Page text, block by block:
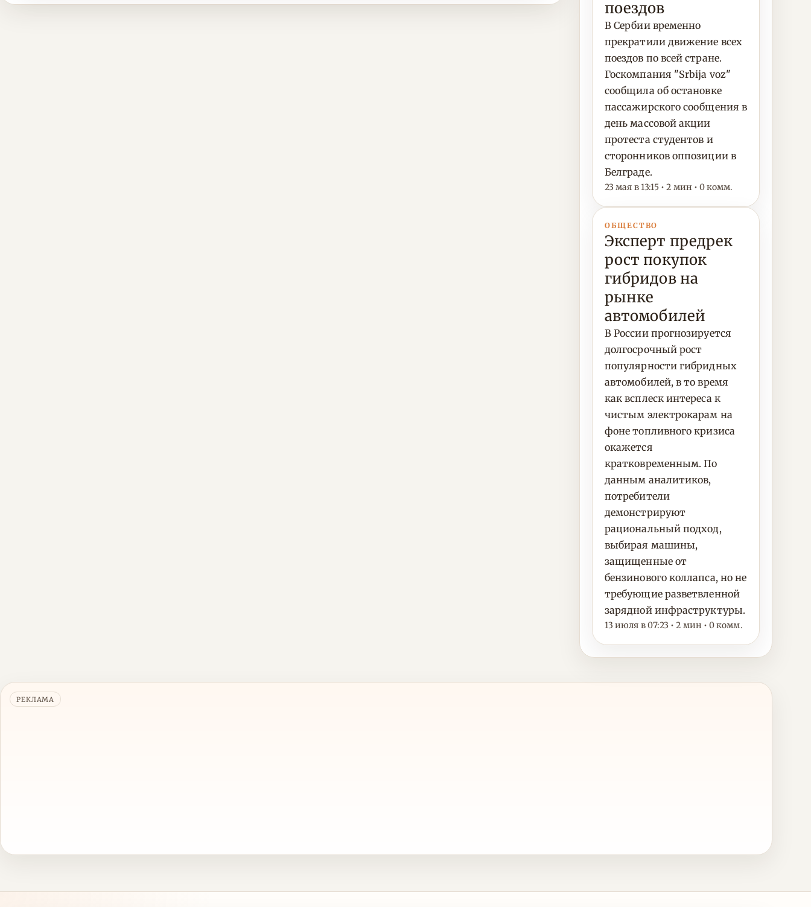
поездов
В Сербии временно
прекратили движение всех
поездов по всей стране.
Госкомпания "Srbija voz"
сообщила об остановке
пассажирского сообщения в
день массовой акции
протеста студентов и
сторонников оппозиции в
Белграде.
23 мая в 13:15 • 2 мин • 0 комм.
ОБЩЕСТВО
Эксперт предрек
рост покупок
гибридов на
рынке
автомобилей
В России прогнозируется
долгосрочный рост
популярности гибридных
автомобилей, в то время
как всплеск интереса к
чистым электрокарам на
фоне топливного кризиса
окажется
кратковременным. По
данным аналитиков,
потребители
демонстрируют
рациональный подход,
выбирая машины,
защищенные от
бензинового коллапса, но не
требующие разветвленной
зарядной инфраструктуры.
13 июля в 07:23 • 2 мин • 0 комм.
РЕКЛАМА